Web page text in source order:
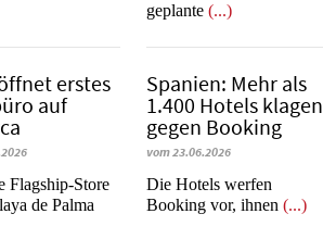
geplante(...)
erstes
auf
Flagship-Store
de Palma
Spanien: Mehr als
1.400 Hotels klagen
gegen Booking
vom 23.06.2026
​​​​​​​Die Hotels werfen
Booking vor, ihnen(...)